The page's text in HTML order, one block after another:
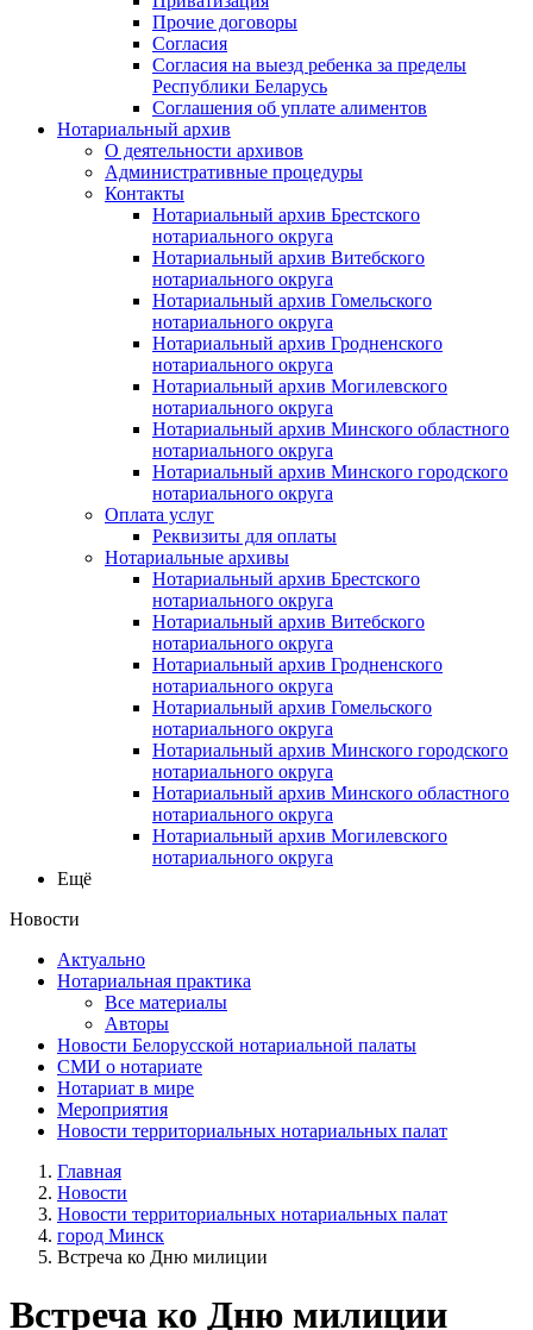
Прочие договоры
Согласия
Согласия на выезд ребенка за пределы
Республики Беларусь
Соглашения об уплате алиментов
Нотариальный архив
О деятельности архивов
Административные процедуры
Контакты
Нотариальный архив Брестского
нотариального округа
Нотариальный архив Витебского
нотариального округа
Нотариальный архив Гомельского
нотариального округа
Нотариальный архив Гродненского
нотариального округа
Нотариальный архив Могилевского
нотариального округа
Нотариальный архив Минского областного
нотариального округа
Нотариальный архив Минского городского
нотариального округа
Оплата услуг
Реквизиты для оплаты
Нотариальные архивы
Нотариальный архив Брестского
нотариального округа
Нотариальный архив Витебского
нотариального округа
Нотариальный архив Гродненского
нотариального округа
Нотариальный архив Гомельского
нотариального округа
Нотариальный архив Минского городского
нотариального округа
Нотариальный архив Минского областного
нотариального округа
Нотариальный архив Могилевского
нотариального округа
Ещё
Новости
Актуально
Нотариальная практика
Все материалы
Авторы
Новости Белорусской нотариальной палаты
СМИ о нотариате
Нотариат в мире
Мероприятия
Новости территориальных нотариальных палат
Главная
Новости
Новости территориальных нотариальных палат
город Минск
Встреча ко Дню милиции
Встреча ко Дню милиции